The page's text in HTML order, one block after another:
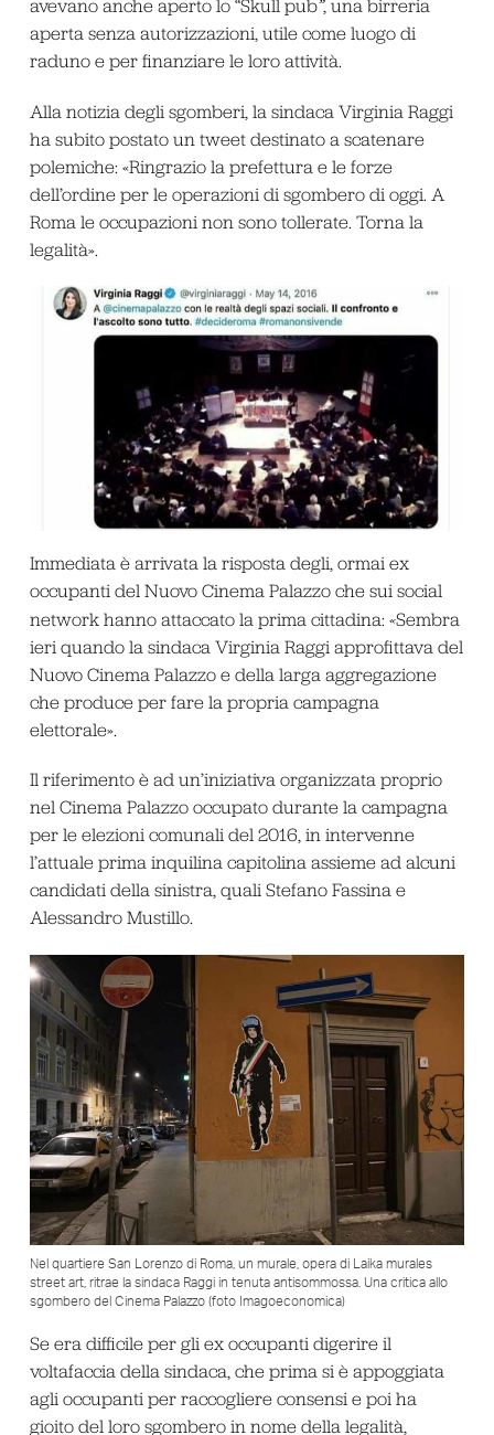
avevano anche aperto lo “Skull pub”, una birreria
aperta senza autorizzazioni, utile come luogo di
raduno e per finanziare le loro attività.
Alla notizia degli sgomberi, la sindaca Virginia Raggi
ha subito postato un tweet destinato a scatenare
polemiche: «Ringrazio la prefettura e le forze
dell’ordine per le operazioni di sgombero di oggi. A
Roma le occupazioni non sono tollerate. Torna la
legalità».
Immediata è arrivata la risposta degli, ormai ex
occupanti del Nuovo Cinema Palazzo che sui social
network hanno attaccato la prima cittadina: «Sembra
ieri quando la sindaca Virginia Raggi approfittava del
Nuovo Cinema Palazzo e della larga aggregazione
che produce per fare la propria campagna
elettorale».
Il riferimento è ad un’iniziativa organizzata proprio
nel Cinema Palazzo occupato durante la campagna
per le elezioni comunali del 2016, in intervenne
l’attuale prima inquilina capitolina assieme ad alcuni
candidati della sinistra, quali Stefano Fassina e
Alessandro Mustillo.
Nel quartiere San Lorenzo di Roma, un murale, opera di Laika murales
street art, ritrae la sindaca Raggi in tenuta antisommossa. Una critica allo
sgombero del Cinema Palazzo (foto Imagoeconomica)
Se era difficile per gli ex occupanti digerire il
voltafaccia della sindaca, che prima si è appoggiata
agli occupanti per raccogliere consensi e poi ha
gioito del loro sgombero in nome della legalità,